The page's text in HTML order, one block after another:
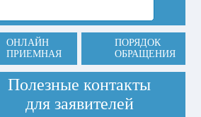
ОНЛАЙН
ПРИЕМНАЯ
ПОРЯДОК
ОБРАЩЕНИЯ
Полезные контакты
для заявителей